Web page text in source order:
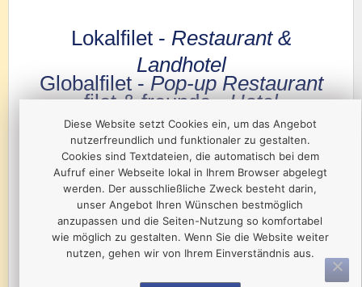
Lokalfilet - Restaurant &
Landhotel
Globalfilet -Pop-up Restaurant
filet & freunde -Hotel
Kevin Seidel
Plauensche Str. 161
08606 Oelsnitz/Vogtl.
Tel.: 037421 702200
Lokalfilet / Globalfilet
Diese Website setzt Cookies ein, um das Angebot
nutzerfreundlich und funktionaler zu gestalten.
Cookies sind Textdateien, die automatisch bei dem
Aufruf einer Webseite lokal in Ihrem Browser abgelegt
werden. Der ausschließliche Zweck besteht darin,
unser Angebot Ihren Wünschen bestmöglich
anzupassen und die Seiten-Nutzung so komfortabel
wie möglich zu gestalten. Wenn Sie die Website weiter
nutzen, gehen wir von Ihrem Einverständnis aus.